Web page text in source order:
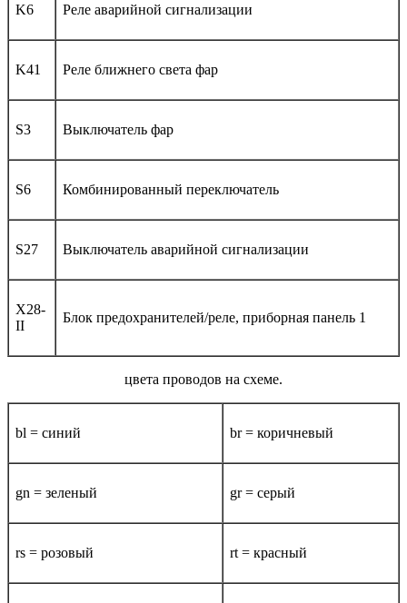
K6 Реле аварийной сигнализации
K41 Реле ближнего света фар
S3 Выключатель фар
S6 Комбинированный переключатель
S27 Выключатель аварийной сигнализации
X28-
II
Блок предохранителей/реле, приборная панель 1
цвета проводов на схеме.
bl = синий br = коричневый
gn = зеленый gr = серый
rs = розовый rt = красный